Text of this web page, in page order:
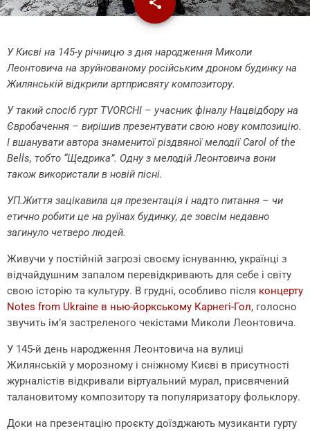
У Києві на 145-у річницю з дня народження Миколи
Леонтовича на зруйнованому російським дроном будинку на
Жилянській відкрили артприсвяту композитору.
У такий спосіб гурт TVORCHI – учасник фіналу Нацвідбору на
Євробачення – вирішив презентувати свою нову композицію.
І вшанувати автора знаменитої різдвяної мелодії Carol of the
Bells, тобто “Щедрика”. Одну з мелодій Леонтовича вони
також використали в новій пісні.
УП.Життя зацікавила ця презентація і надто питання – чи
етично робити це на руїнах будинку, де зовсім недавно
загинуло четверо людей.
Живучи у постійній загрозі своєму існуванню, українці з
відчайдушним запалом перевідкривають для себе і світу
свою історію та культуру. В грудні, особливо після концерту
Notes from Ukraine в нью-йоркському Карнегі-Гол, голосно
звучить ім’я застреленого чекістами Миколи Леонтовича.
У 145-й день народження Леонтовича на вулиці
Жилянській у морозному і сніжному Києві в присутності
журналістів відкривали віртуальний мурал, присвячений
талановитому композитору та популяризатору фольклору.
Доки на презентацію проєкту доїзджають музиканти гурту